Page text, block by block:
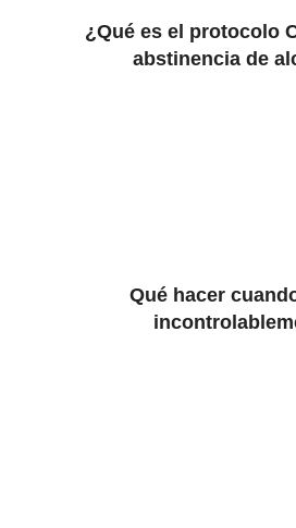
¿Qué es el protocolo
abstinencia de
Qué hacer